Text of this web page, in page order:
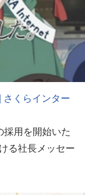
くらインター
採用を開始いた
る社長メッセー